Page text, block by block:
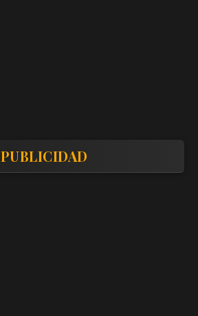
PUBLICIDAD